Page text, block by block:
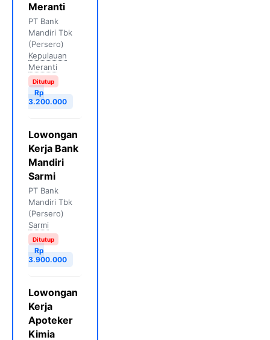
Meranti
PT Bank
Mandiri Tbk
(Persero)
Kepulauan
Meranti
Ditutup
Rp
3.200.000
Lowongan
Kerja Bank
Mandiri
Sarmi
PT Bank
Mandiri Tbk
(Persero)
Sarmi
Ditutup
Rp
3.900.000
Lowongan
Kerja
Apoteker
Kimia